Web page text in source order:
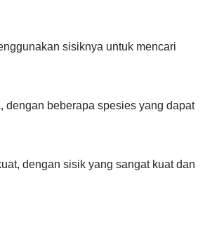
sisiknya untuk mencari
dengan beberapa spesies yang dapat
dengan sisik yang sangat kuat dan